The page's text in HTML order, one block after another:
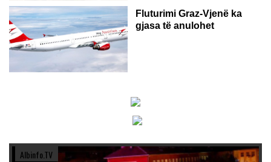
Fluturimi Graz-Vjenë ka
gjasa të anulohet
Albinfo.TV